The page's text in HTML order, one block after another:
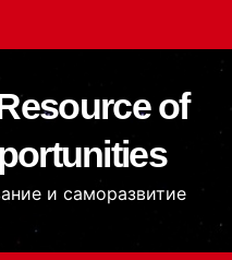
of
и саморазвитие